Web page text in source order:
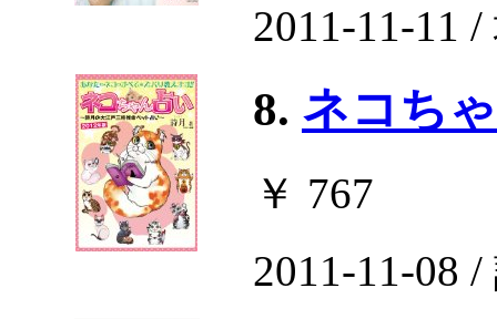
2011-11-11
8. ネコち
￥ 767
2011-11-08